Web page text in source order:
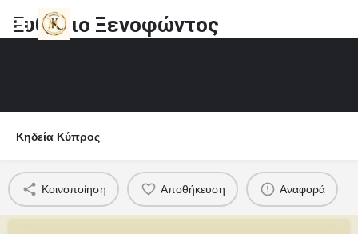
Ευθύμιο Ξενοφώντος
Κηδεία Κύπρος
Κοινοποίηση Αποθήκευση Αναφορά